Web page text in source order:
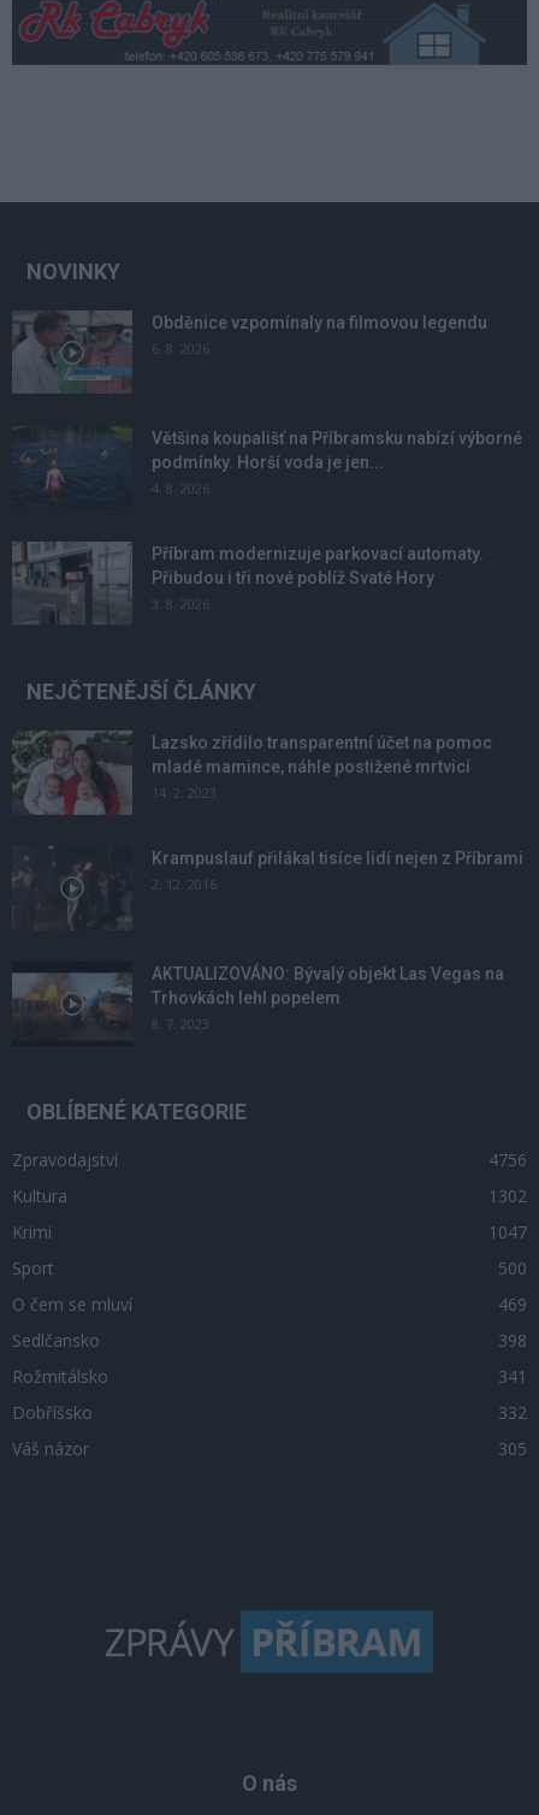
NOVINKY
Obděnice vzpomínaly na filmovou legendu
6. 8. 2026
Většina koupališť na Příbramsku nabízí výborné
podmínky. Horší voda je jen...
4. 8. 2026
Příbram modernizuje parkovací automaty.
Přibudou i tři nové poblíž Svaté Hory
3. 8. 2026
NEJČTENĚJŠÍ ČLÁNKY
Lazsko zřídilo transparentní účet na pomoc
mladé mamince, náhle postižené mrtvicí
14. 2. 2023
Krampuslauf přilákal tisíce lidí nejen z Příbrami
2. 12. 2016
AKTUALIZOVÁNO: Bývalý objekt Las Vegas na
Trhovkách lehl popelem
8. 7. 2023
OBLÍBENÉ KATEGORIE
Zpravodajství
4756
Kultura
1302
Krimi
1047
Sport
500
O čem se mluví
469
Sedlčansko
398
Rožmitálsko
341
Dobříšsko
332
Váš názor
305
O nás